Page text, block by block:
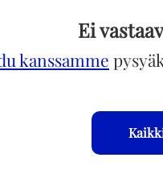
Ei
kanssamme